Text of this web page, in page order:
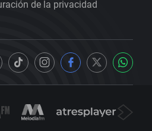
de la privacidad